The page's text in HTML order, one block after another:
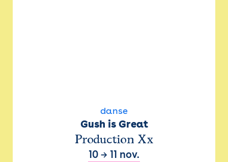
danse
Gush is Great
Production Xx
10 → 11 nov.